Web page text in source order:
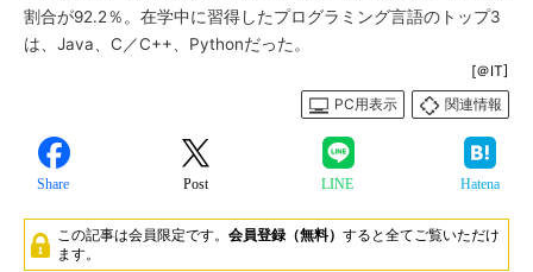
割合が92.2％。在学中に習得したプログラミング言語のトップ3
は、Java、C／C++、Pythonだった。
[＠IT]
PC用表示
関連情報
Share Post LINE Hatena
この記事は会員限定です。 会員登録（無料） すると全てご覧いただけ
ます。